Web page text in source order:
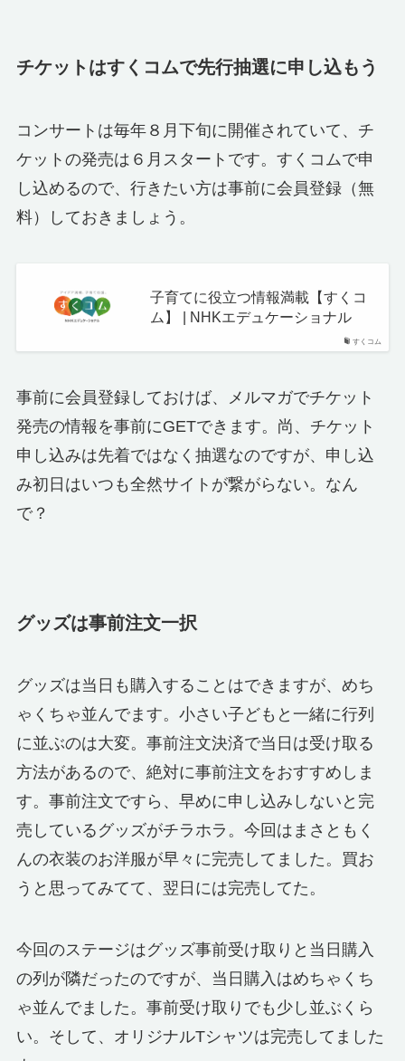
チケットはすくコムで先行抽選に申し込もう
コンサートは毎年８月下旬に開催されていて、チ
ケットの発売は６月スタートです。すくコムで申
し込めるので、行きたい方は事前に会員登録（無
料）しておきましょう。
すくコム
子育てに役立つ情報満載【すくコ
ム】 | NHKエデュケーショナル
事前に会員登録しておけば、メルマガでチケット
発売の情報を事前にGETできます。尚、チケット
申し込みは先着ではなく抽選なのですが、申し込
み初日はいつも全然サイトが繋がらない。なん
で？
グッズは事前注文一択
グッズは当日も購入することはできますが、めち
ゃくちゃ並んでます。小さい子どもと一緒に行列
に並ぶのは大変。事前注文決済で当日は受け取る
方法があるので、絶対に事前注文をおすすめしま
す。事前注文ですら、早めに申し込みしないと完
売しているグッズがチラホラ。今回はまさともく
んの衣装のお洋服が早々に完売してました。買お
うと思ってみてて、翌日には完売してた。
今回のステージはグッズ事前受け取りと当日購入
の列が隣だったのですが、当日購入はめちゃくち
ゃ並んでました。事前受け取りでも少し並ぶくら
い。そして、オリジナルTシャツは完売してました